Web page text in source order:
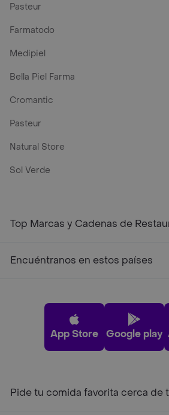
Pasteur
Farmatodo
Medipiel
Bella Piel Farma
Cromantic
Pasteur
Natural Store
Sol Verde
Top Marcas y Cadenas de
Encuéntranos en estos países
App Store Google play
Pide tu comida favorita cerca de